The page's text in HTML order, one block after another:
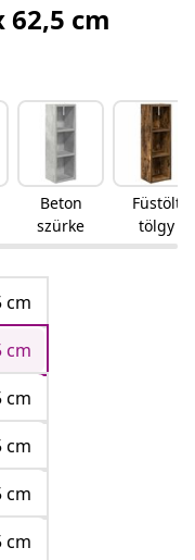
62,5 cm
Beton
szürke
Füstölt
tölgy
cm
cm
cm
cm
cm
cm